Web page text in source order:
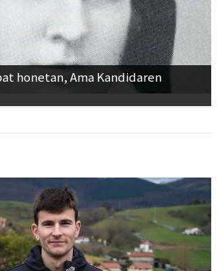
honetan, Ama Kandidaren